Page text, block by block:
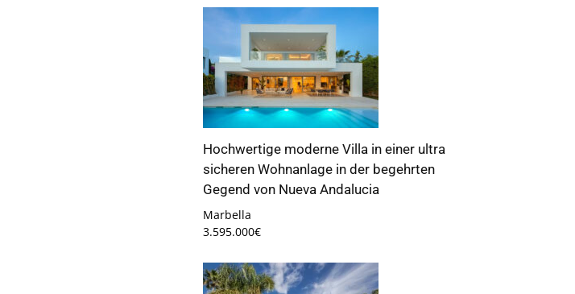
Hochwertige moderne Villa in einer ultra
sicheren Wohnanlage in der begehrten
Gegend von Nueva Andalucia
Marbella
3.595.000€